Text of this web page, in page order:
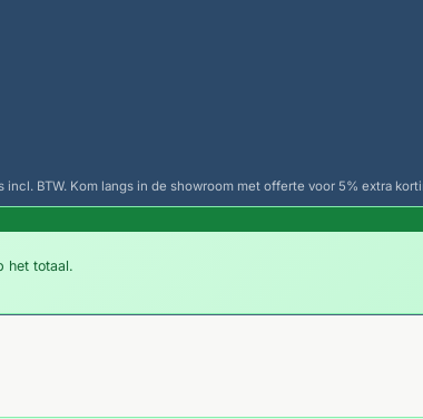
incl. BTW. Kom langs in de showroom met offerte voor 5% extra
het totaal.